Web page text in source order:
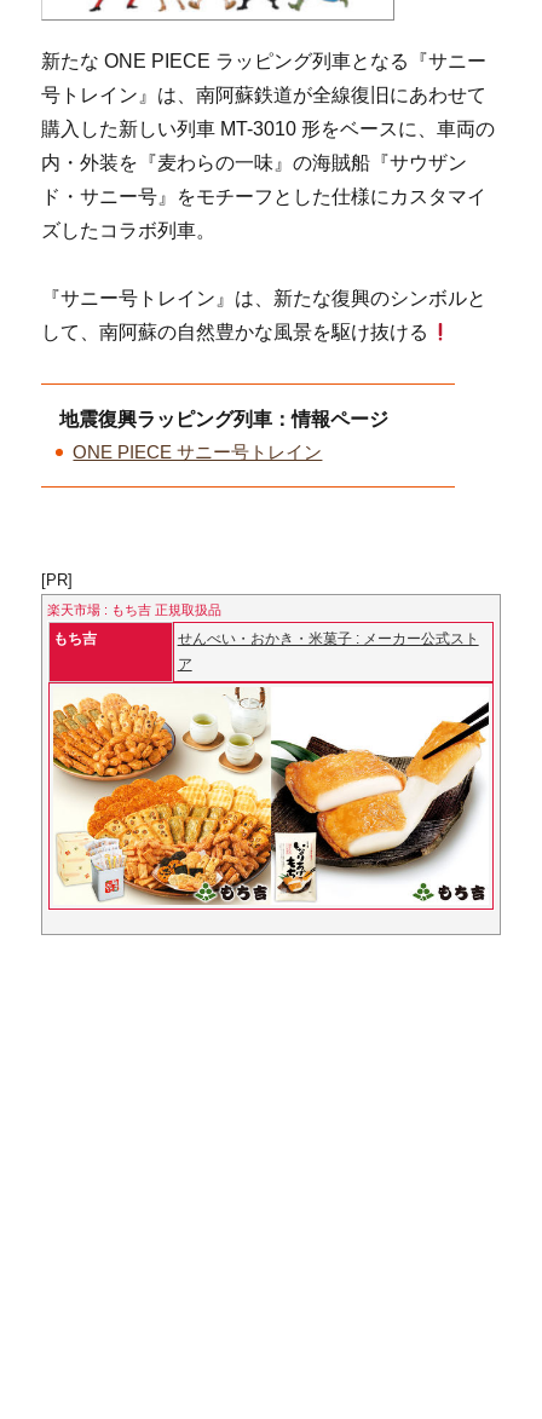
新たな ONE PIECE ラッピング列車となる『サニー
号トレイン』は、南阿蘇鉄道が全線復旧にあわせて
購入した新しい列車 MT-3010 形をベースに、車両の
内・外装を『麦わらの一味』の海賊船『サウザン
ド・サニー号』をモチーフとした仕様にカスタマイ
ズしたコラボ列車。
『サニー号トレイン』は、新たな復興のシンボルと
して、南阿蘇の自然豊かな風景を駆け抜ける
地震復興ラッピング列車：情報ページ
ONE PIECE サニー号トレイン
[PR]
楽天市場 : もち吉 正規取扱品
もち吉
せんべい・おかき・米菓子 : メーカー公式スト
ア